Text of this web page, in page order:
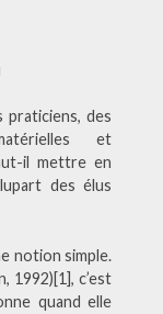
praticiens, des
et
il mettre en
des élus
notion simple.
1992)[1], c’est
quand elle